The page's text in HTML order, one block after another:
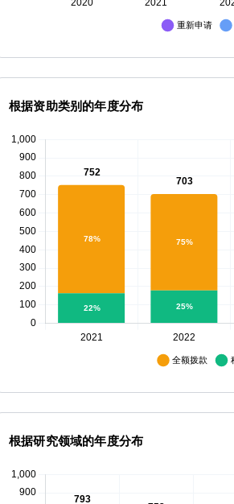
根据资助类别的年度分布
根据研究领域的年度分布